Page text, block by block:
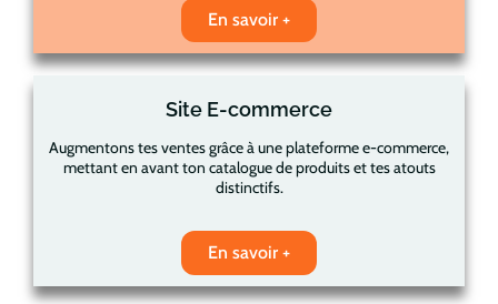
En savoir +
Site E-commerce
Augmentons tes ventes grâce à une plateforme e-commerce,
mettant en avant ton catalogue de produits et tes atouts
distinctifs.
En savoir +